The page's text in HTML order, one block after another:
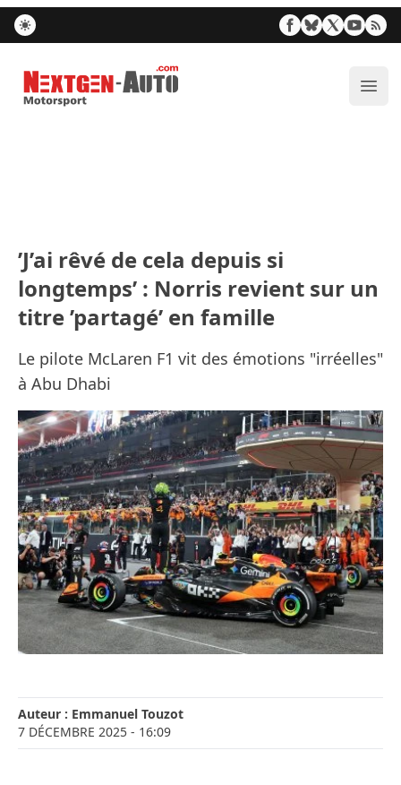
Nextgen-Auto.com
’J’ai rêvé de cela depuis si
longtemps’ : Norris revient sur un
titre ’partagé’ en famille
Le pilote McLaren F1 vit des émotions "irréelles"
à Abu Dhabi
Auteur : Emmanuel Touzot
7 DÉCEMBRE 2025 - 16:09